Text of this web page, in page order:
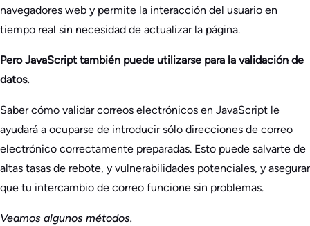
navegadores web y permite la interacción del usuario en
tiempo real sin necesidad de actualizar la página.
Pero JavaScript también puede utilizarse para la validación de
datos.
Saber cómo validar correos electrónicos en JavaScript le
ayudará a ocuparse de introducir sólo direcciones de correo
electrónico correctamente preparadas. Esto puede salvarte de
altas tasas de rebote, y vulnerabilidades potenciales, y asegurar
que tu intercambio de correo funcione sin problemas.
Veamos algunos métodos.